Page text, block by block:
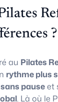
?
au Pilates
rythme plus
pauseet
. Là où le